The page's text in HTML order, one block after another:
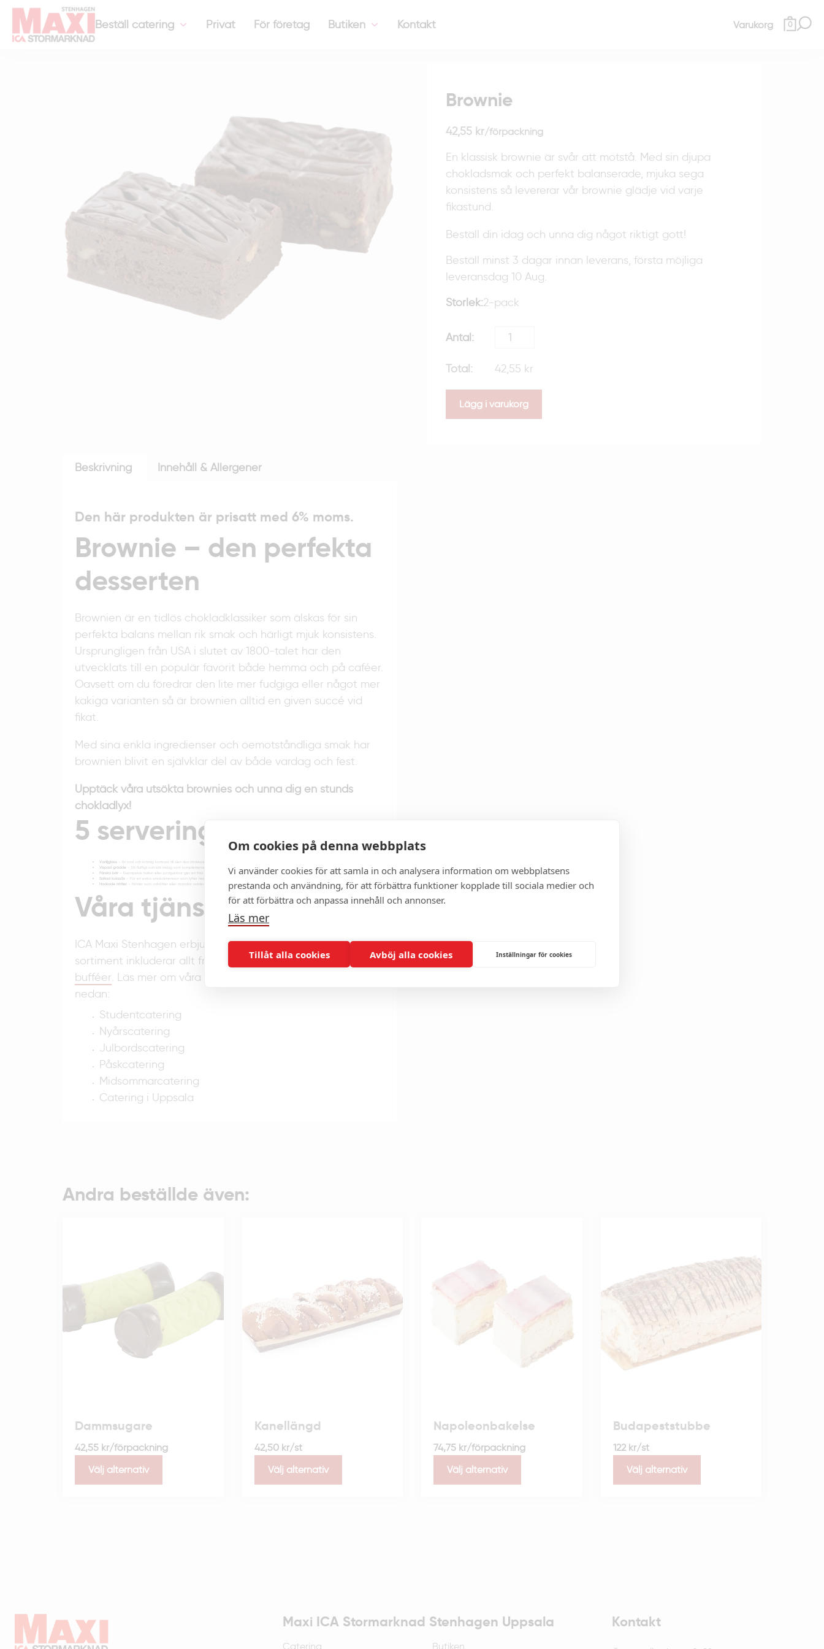
Om cookies på denna webbplats
Vi använder cookies för att samla in och analysera information om webbplatsens
prestanda och användning, för att förbättra funktioner kopplade till sociala medier och
för att förbättra och anpassa innehåll och annonser.
Läs mer
Tillåt alla cookies Avböj alla cookies Inställningar för cookies
Beställ catering Privat För företag Butiken Kontakt Varukorg 0
Hem Fika & Dessert-Brownie
Brownie
42,55 kr/förpackning
En klassisk brownie är svår att motstå. Med sin djupa
chokladsmak och perfekt balanserade, mjuka sega
konsistens så levererar vår brownie glädje vid varje
fikastund.
Beställ din idag och unna dig något riktigt gott!
Beställ minst 3 dagar innan leverans, första möjliga
leveransdag 10 Aug.
Storlek:2-pack
42,55 kr
Lägg i varukorg
Beskrivning Innehåll & Allergener
Den här produkten är prisatt med 6% moms.
Brownie – den perfekta
desserten
Brownien är en tidlös chokladklassiker som älskas för sin
perfekta balans mellan rik smak och härligt mjuk konsistens.
Ursprungligen från USA i slutet av 1800-talet har den
utvecklats till en populär favorit både hemma och på caféer.
Oavsett om du föredrar den lite mer fudgiga eller något mer
kakiga varianten så är brownien alltid en given succé vid
fikat.
Med sina enkla ingredienser och oemotståndliga smak har
brownien blivit en självklar del av både vardag och fest.
Upptäck våra utsökta brownies och unna dig en stunds
chokladlyx!
5 serveringstips
Vaniljglass – En sval och krämig kontrast till den rika chokladen.
Vispad grädde
– Ett fluffigt och lätt inslag som kompletterar brownien perfekt.
Färska bär – Exempelvis hallon eller jordgubbar ger en frisk syra som balanserar sötman.
Saltad kolasås – För en extra smakdimension som lyfter hela desserten.
Hackade nötter – Nötter som valnötter eller mandlar adderar en fin crunch och fylligare smak.
Våra tjänster
ICA Maxi Stenhagen erbjuder catering för alla tillfällen. Vårt
sortiment inkluderar allt från
dessertertillsmörgåsar
bufféer. Läs mer om våra olika typer av cateringtjänster
nedan:
Studentcatering
Nyårscatering
Julbordscatering
Påskcatering
Midsommarcatering
Catering i Uppsala
Andra beställde även:
Dammsugare
42,55 kr/förpackning
Välj alternativ
Kanellängd
42,50 kr/st
Välj alternativ
Napoleonbakelse
74,75 kr/förpackning
Välj alternativ
Budapeststubbe
122 kr/st
Välj alternativ
Maxi ICA Stormarknad Stenhagen Uppsala
Catering Butiken
Kontakt